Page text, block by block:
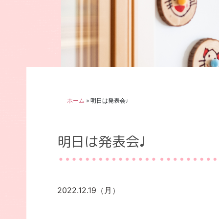
ホーム » 明日は発表会♩
明日は発表会♩
2022.12.19（月）